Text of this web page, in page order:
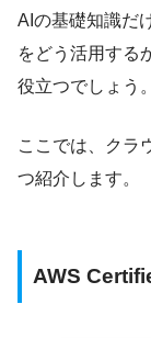
AIの基礎知識だ
をどう活用する
役立つでしょう。
ここでは、クラ
つ紹介します。
AWS